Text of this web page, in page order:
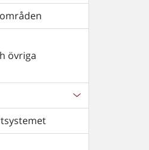
övriga